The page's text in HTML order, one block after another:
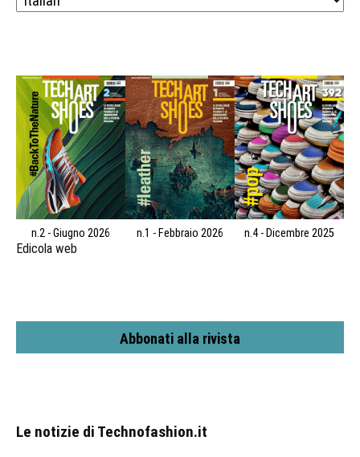
n.2 - Giugno 2026 n.1 - Febbraio 2026 n.4 - Dicembre 2025
Edicola web
Abbonati alla rivista
Le notizie di Technofashion.it